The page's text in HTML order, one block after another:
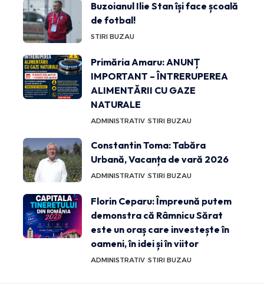
Buzoianul Ilie Stan își face școală
de fotbal!
STIRI BUZAU
Primăria Amaru: ANUNȚ
IMPORTANT – ÎNTRERUPEREA
ALIMENTĂRII CU GAZE
NATURALE
ADMINISTRATIV STIRI BUZAU
Constantin Toma: Tabăra
Urbană, Vacanța de vară 2026
ADMINISTRATIV STIRI BUZAU
Florin Ceparu: Împreună putem
demonstra că Râmnicu Sărat
este un oraș care investește în
oameni, în idei și în viitor
ADMINISTRATIV STIRI BUZAU